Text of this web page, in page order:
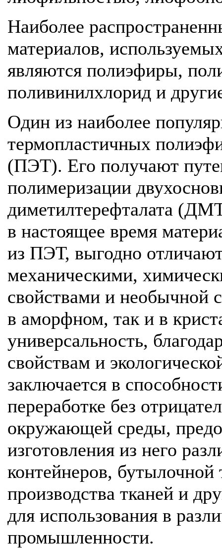
Наиболее
материалов,
являются полиэфиры,
поливинилхлорид и
Один из наиболее
термопластичных
(ПЭТ). Его получают
полимеризации
диметилтерефталата
в настоящее время
из ПЭТ, выгодно
механическими,
свойствами и необычной
в аморфном, так и в
универсальность,
свойствам и
заключается в
переработке без
окружающей среды,
изготовления из него
контейнеров,
производства тканей и
для использования в
промышленности.